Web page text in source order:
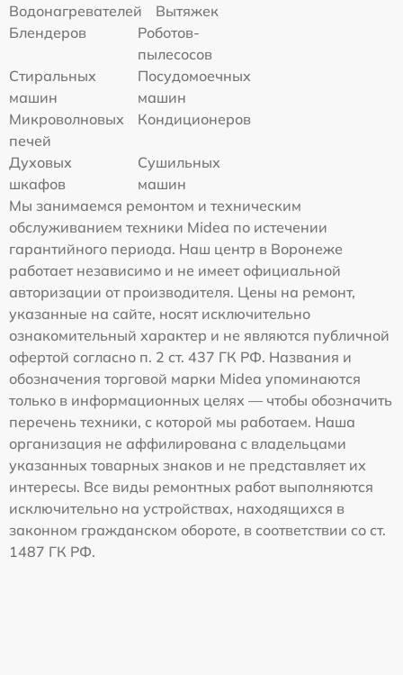
Водонагревателей
Вытяжек
Блендеров
Роботов-
пылесосов
Стиральных
машин
Посудомоечных
машин
Микроволновых
печей
Кондиционеров
Духовых
шкафов
Сушильных
машин
Мы занимаемся ремонтом и техническим
обслуживанием техники Midea по истечении
гарантийного периода. Наш центр в Воронеже
работает независимо и не имеет официальной
авторизации от производителя. Цены на ремонт,
указанные на сайте, носят исключительно
ознакомительный характер и не являются публичной
офертой согласно п. 2 ст. 437 ГК РФ. Названия и
обозначения торговой марки Midea упоминаются
только в информационных целях — чтобы обозначить
перечень техники, с которой мы работаем. Наша
организация не аффилирована с владельцами
указанных товарных знаков и не представляет их
интересы. Все виды ремонтных работ выполняются
исключительно на устройствах, находящихся в
законном гражданском обороте, в соответствии со ст.
1487 ГК РФ.